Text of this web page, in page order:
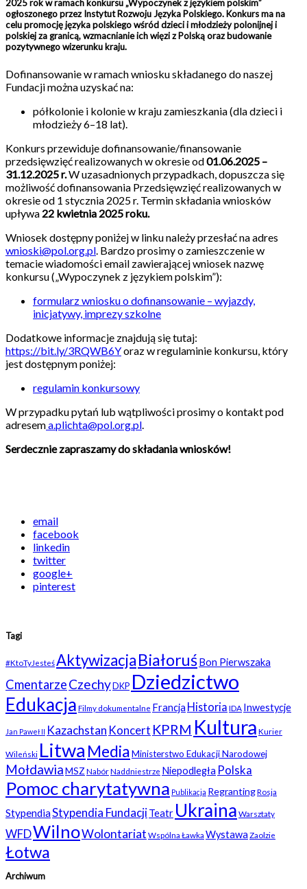
2025 rok w ramach konkursu „Wypoczynek z językiem polskim”
ogłoszonego przez Instytut Rozwoju Języka Polskiego. Konkurs ma na
celu promocję języka polskiego wśród dzieci i młodzieży polonijnej i
polskiej za granicą, wzmacnianie ich więzi z Polską oraz budowanie
pozytywnego wizerunku kraju.
Dofinansowanie w ramach wniosku składanego do naszej
Fundacji można uzyskać na:
półkolonie i kolonie w kraju zamieszkania (dla dzieci i
młodzieży 6–18 lat).
Konkurs przewiduje dofinansowanie/finansowanie
przedsięwzięć realizowanych w okresie od01.06.2025 –
31.12.2025r.W uzasadnionych przypadkach, dopuszcza się
możliwość dofinansowania Przedsięwzięć realizowanych w
okresie od 1 stycznia 2025 r. Termin składania wniosków
upływa 22 kwietnia 2025 roku.
Wniosek dostępny poniżej w linku należy przesłać na adres
wnioski@pol.org.pl. Bardzo prosimy o zamieszczenie w
temacie wiadomości email zawierającej wniosek nazwę
konkursu („Wypoczynek z językiem polskim”):
formularz wniosku o dofinansowanie – wyjazdy,
inicjatywy, imprezy szkolne
Dodatkowe informacje znajdują się tutaj:
https://bit.ly/3RQWB6Yoraz w regulaminie konkursu, który
jest dostępnym poniżej:
regulamin konkursowy
W przypadku pytań lub wątpliwości prosimy o kontakt pod
adresema.plichta@pol.org.pl.
Serdecznie zapraszamy do składania wniosków!
email
facebook
linkedin
twitter
google+
pinterest
Tagi
#KtoTyJesteśAktywizacjaBiałoruśBon Pierwszaka
CmentarzeCzechy DKP Dziedzictwo
Edukacja Filmy dokumentalne Francja Historia IDA Inwestycje
Jan Paweł II Kazachstan Koncert KPRM Kultura Kurier
Wileński Litwa MediaMinisterstwo Edukacji Narodowej
MołdawiaMSZ NabórNaddniestrze Niepodległa Polska
Pomoc charytatywna Publikacja RegrantingRosja
StypendiaStypendia FundacjiTeatr Ukraina Warsztaty
WFDWilnoWolontariat Wspólna Ławka Wystawa Zaolzie
Łotwa
Archiwum